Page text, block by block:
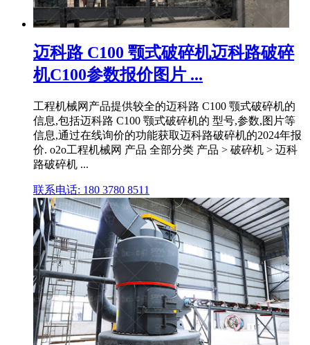
迈科路 C100 颚式破碎机迈科路破碎
机C100参数报价图片 ...
工程机械网产品提供较全的迈科路 C100 颚式破碎机的
信息,包括迈科路 C100 颚式破碎机的 型号,参数,图片等
信息,通过在线询价的功能获取迈科路破碎机的2024年报
价. o2o工程机械网 产品 全部分类 产品 > 破碎机 > 迈科
路破碎机 ...
联系电话: 180 3780 8511